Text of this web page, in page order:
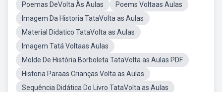
Poemas DeVolta Às Aulas
Poems Voltaas Aulas
Imagem Da Historia TataVolta as Aulas
Material Didatico TataVolta as Aulas
Imagem Tatá Voltaas Aulas
Molde De História Borboleta TataVolta as Aulas PDF
Historia Paraas Crianças Volta as Aulas
Sequência Didática Do Livro TataVolta as Aulas